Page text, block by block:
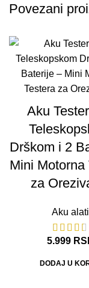
Povezani
Aku
Drškom i 2
Mini Motorna
za
Aku alati
5.999
DODAJ U